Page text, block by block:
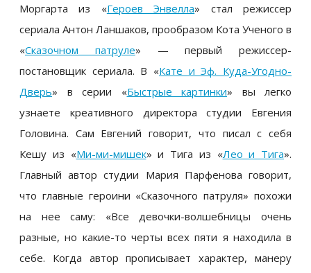
Моргарта из «Героев Энвелла» стал режиссер
сериала Антон Ланшаков, прообразом Кота Ученого в
«Сказочном патруле» —первый режиссер-
постановщик сериала. В «Кате и Эф. Куда-Угодно-
Дверь» в серии «Быстрые картинки» вы легко
узнаете креативного директора студии Евгения
Головина. Сам Евгений говорит, что писал с себя
Кешу из «Ми-ми-мишек» и Тига из «Лео и Тига».
Главный автор студии Мария Парфенова говорит,
что главные героини «Сказочного патруля» похожи
на нее саму: «Все девочки-волшебницы очень
разные, но какие-то черты всех пяти я находила в
себе. Когда автор прописывает характер, манеру